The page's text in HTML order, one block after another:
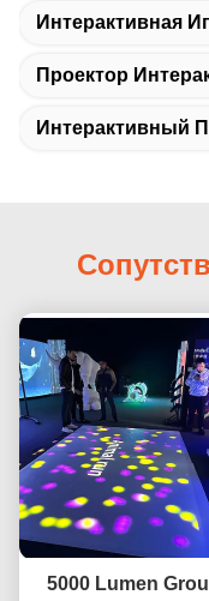
Интерактивная
Проектор
Интерактивный
5000 Lumen